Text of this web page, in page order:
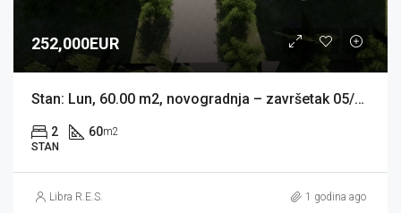
252,000EUR
Stan: Lun, 60.00 m2, novogradnja – završetak 05/2026 (prodaja)
2 60m2
STAN
Libra R.E.S. 1 godina ago